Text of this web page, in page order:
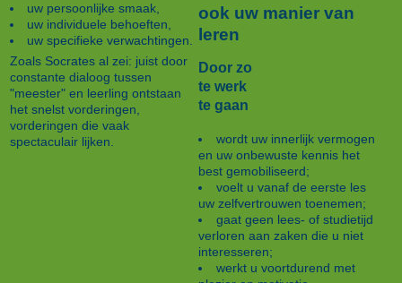
uw persoonlijke smaak,
uw individuele behoeften,
uw specifieke verwachtingen.
Zoals Socrates al zei: juist door
constante dialoog tussen
"meester" en leerling ontstaan
het snelst vorderingen,
vorderingen die vaak
spectaculair lijken.
ook uw manier van
leren
Door zo
te werk
te gaan
wordt uw innerlijk vermogen
en uw onbewuste kennis het
best gemobiliseerd;
voelt u vanaf de eerste les
uw zelfvertrouwen toenemen;
gaat geen lees- of studietijd
verloren aan zaken die u niet
interesseren;
werkt u voortdurend met